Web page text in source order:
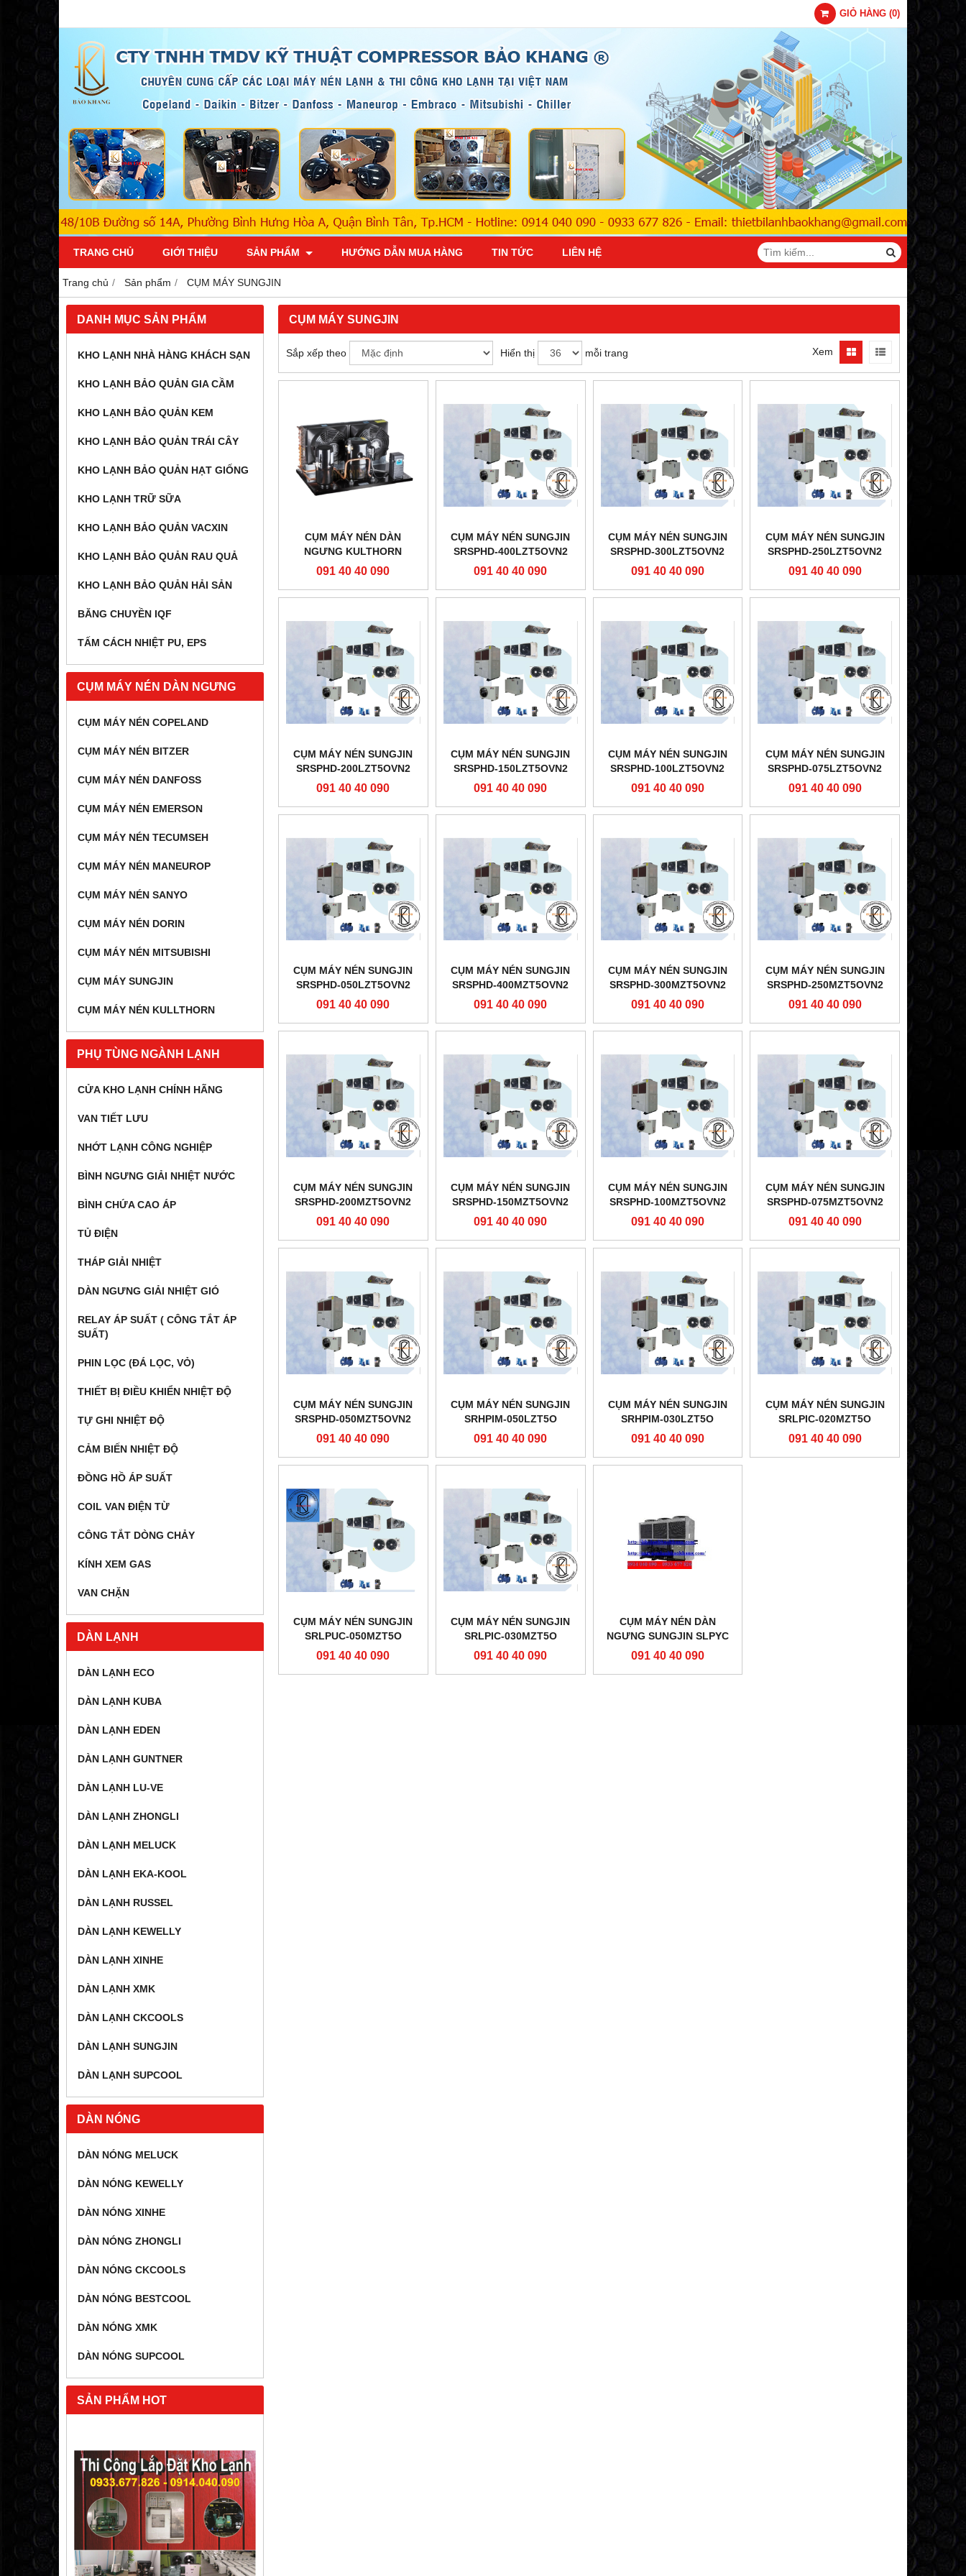
GIỎ HÀNG (0)
TRANG CHỦ GIỚI THIỆU SẢN PHẨM HƯỚNG DẪN MUA HÀNG TIN TỨC LIÊN HỆ
Trang chủ Sản phẩm CỤM MÁY SUNGJIN
DANH MỤC SẢN PHẨM
KHO LẠNH NHÀ HÀNG KHÁCH SẠN
KHO LẠNH BẢO QUẢN GIA CẦM
KHO LẠNH BẢO QUẢN KEM
KHO LẠNH BẢO QUẢN TRÁI CÂY
KHO LẠNH BẢO QUẢN HẠT GIỐNG
KHO LẠNH TRỮ SỮA
KHO LẠNH BẢO QUẢN VACXIN
KHO LẠNH BẢO QUẢN RAU QUẢ
KHO LẠNH BẢO QUẢN HẢI SẢN
BĂNG CHUYỀN IQF
TẤM CÁCH NHIỆT PU, EPS
CỤM MÁY NÉN DÀN NGƯNG
CỤM MÁY NÉN COPELAND
CỤM MÁY NÉN BITZER
CỤM MÁY NÉN DANFOSS
CỤM MÁY NÉN EMERSON
CỤM MÁY NÉN TECUMSEH
CỤM MÁY NÉN MANEUROP
CỤM MÁY NÉN SANYO
CỤM MÁY NÉN DORIN
CỤM MÁY NÉN MITSUBISHI
CỤM MÁY SUNGJIN
CỤM MÁY NÉN KULLTHORN
PHỤ TÙNG NGÀNH LẠNH
CỬA KHO LẠNH CHÍNH HÃNG
VAN TIẾT LƯU
NHỚT LẠNH CÔNG NGHIỆP
BÌNH NGƯNG GIẢI NHIỆT NƯỚC
BÌNH CHỨA CAO ÁP
TỦ ĐIỆN
THÁP GIẢI NHIỆT
DÀN NGƯNG GIẢI NHIỆT GIÓ
RELAY ÁP SUẤT ( CÔNG TẮT ÁP
SUẤT)
PHIN LỌC (ĐÁ LỌC, VỎ)
THIẾT BỊ ĐIỀU KHIỂN NHIỆT ĐỘ
TỰ GHI NHIỆT ĐỘ
CẢM BIẾN NHIỆT ĐỘ
ĐỒNG HỒ ÁP SUẤT
COIL VAN ĐIỆN TỪ
CÔNG TẮT DÒNG CHẢY
KÍNH XEM GAS
VAN CHẶN
DÀN LẠNH
DÀN LẠNH ECO
DÀN LẠNH KUBA
DÀN LẠNH EDEN
DÀN LẠNH GUNTNER
DÀN LẠNH LU-VE
DÀN LẠNH ZHONGLI
DÀN LẠNH MELUCK
DÀN LẠNH EKA-KOOL
DÀN LẠNH RUSSEL
DÀN LẠNH KEWELLY
DÀN LẠNH XINHE
DÀN LẠNH XMK
DÀN LẠNH CKCOOLS
DÀN LẠNH SUNGJIN
DÀN LẠNH SUPCOOL
DÀN NÓNG
DÀN NÓNG MELUCK
DÀN NÓNG KEWELLY
DÀN NÓNG XINHE
DÀN NÓNG ZHONGLI
DÀN NÓNG CKCOOLS
DÀN NÓNG BESTCOOL
DÀN NÓNG XMK
DÀN NÓNG SUPCOOL
SẢN PHẨM HOT
CỤM MÁY SUNGJIN
Sắp xếp theo Hiển thị mỗi trang Xem
CỤM MÁY NÉN DÀN
NGƯNG KULTHORN
CAW2464ZB (1.62HP) -
091 40 40 090
CỤM MÁY NÉN SUNGJIN
SRSPHD-400LZT5OVN2
091 40 40 090
CỤM MÁY NÉN SUNGJIN
SRSPHD-300LZT5OVN2
091 40 40 090
CỤM MÁY NÉN SUNGJIN
SRSPHD-250LZT5OVN2
091 40 40 090
CỤM MÁY NÉN SUNGJIN
SRSPHD-200LZT5OVN2
091 40 40 090
CỤM MÁY NÉN SUNGJIN
SRSPHD-150LZT5OVN2
091 40 40 090
CỤM MÁY NÉN SUNGJIN
SRSPHD-100LZT5OVN2
091 40 40 090
CỤM MÁY NÉN SUNGJIN
SRSPHD-075LZT5OVN2
091 40 40 090
CỤM MÁY NÉN SUNGJIN
SRSPHD-050LZT5OVN2
091 40 40 090
CỤM MÁY NÉN SUNGJIN
SRSPHD-400MZT5OVN2
091 40 40 090
CỤM MÁY NÉN SUNGJIN
SRSPHD-300MZT5OVN2
091 40 40 090
CỤM MÁY NÉN SUNGJIN
SRSPHD-250MZT5OVN2
091 40 40 090
CỤM MÁY NÉN SUNGJIN
SRSPHD-200MZT5OVN2
091 40 40 090
CỤM MÁY NÉN SUNGJIN
SRSPHD-150MZT5OVN2
091 40 40 090
CỤM MÁY NÉN SUNGJIN
SRSPHD-100MZT5OVN2
091 40 40 090
CỤM MÁY NÉN SUNGJIN
SRSPHD-075MZT5OVN2
091 40 40 090
CỤM MÁY NÉN SUNGJIN
SRSPHD-050MZT5OVN2
091 40 40 090
CỤM MÁY NÉN SUNGJIN
SRHPIM-050LZT5O
091 40 40 090
CỤM MÁY NÉN SUNGJIN
SRHPIM-030LZT5O
091 40 40 090
CỤM MÁY NÉN SUNGJIN
SRLPIC-020MZT5O
091 40 40 090
CỤM MÁY NÉN SUNGJIN
SRLPUC-050MZT5O
091 40 40 090
CỤM MÁY NÉN SUNGJIN
SRLPIC-030MZT5O
091 40 40 090
CỤM MÁY NÉN DÀN
NGƯNG SUNGJIN SLPYC
091 40 40 090